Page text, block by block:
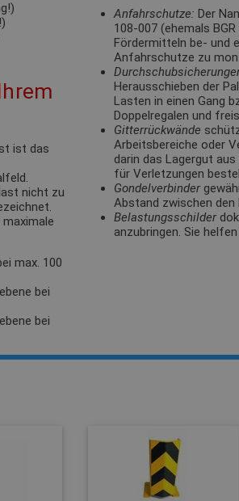
ist das
nicht zu
max. 100
bei
bei
Anfahrschutze: Der
108-007 (ehemals
Fördermitteln be- und
Anfahrschutze zu
Herausschieben der
Lasten in einen Gang
Doppelregalen und
Gitterrückwände
Arbeitsbereiche oder
darin das Lagergut
für Verletzungen
Gondelverbinder
Abstand zwischen den
Belastungsschilder
anzubringen. Sie